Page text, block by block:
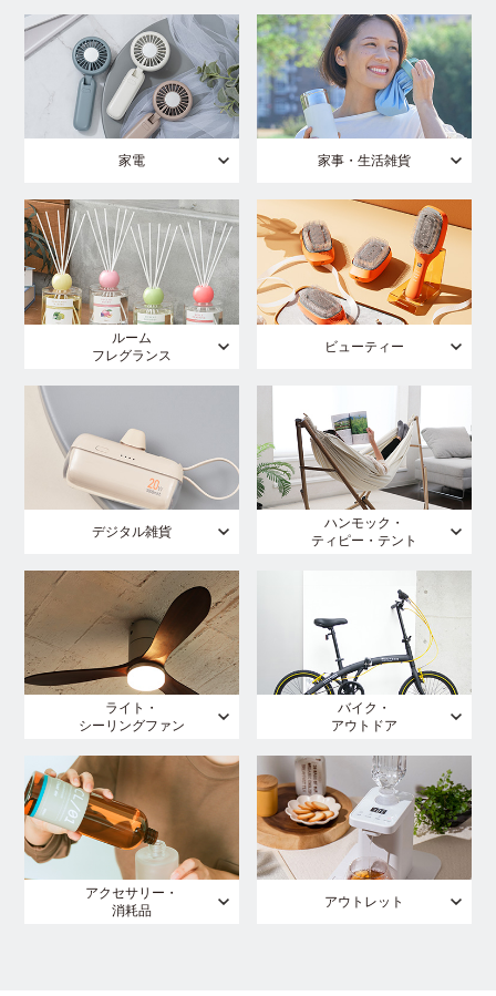
家電 家事・生活雑貨
ルーム
フレグランス
ビューティー
デジタル雑貨
ハンモック・
ティピー・テント
ライト・
シーリングファン
バイク・
アウトドア
アクセサリー・
消耗品
アウトレット